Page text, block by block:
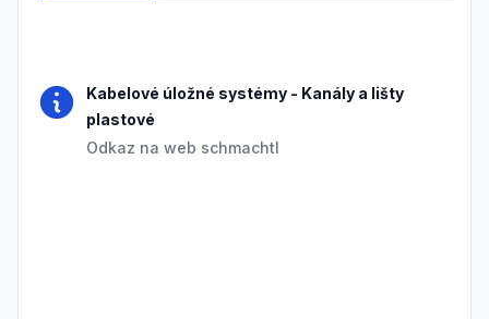
Kabelové úložné systémy- Kanály a lišty
plastové
Odkaz na web schmachtl